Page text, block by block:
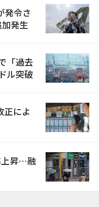
発令さ
発生
「過去
ル突破
正によ
上昇…融